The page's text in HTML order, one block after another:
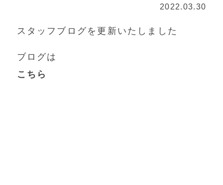
2022.03.30
スタッフブログを更新いたしました
ブログは
こちら